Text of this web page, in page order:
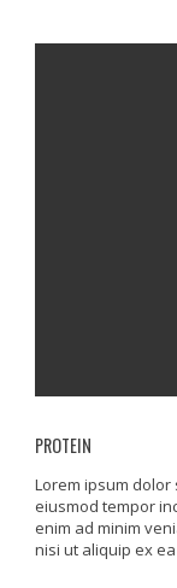
PROTEIN
Lorem ipsum dolor
eiusmod tempor
enim ad minim
nisi ut aliquip ex